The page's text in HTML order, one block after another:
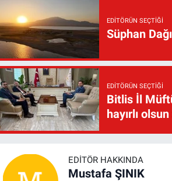
EDITÖRÜN SEÇTIĞI
Süphan
EDITÖRÜN SEÇTIĞI
Bitlis İl
hayırlı
EDITÖR HAKKINDA
Mustafa ŞINIK